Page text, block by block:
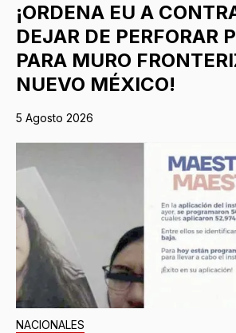
¡ORDENA EU A
DEJAR DE PERFORAR
PARA MURO
NUEVO MÉXICO!
5 Agosto 2026
NACIONALES